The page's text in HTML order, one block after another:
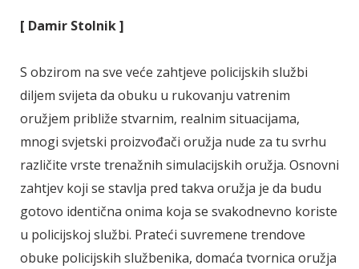
[ Damir Stolnik ]
S obzirom na sve veće zahtjeve policijskih službi
diljem svijeta da obuku u rukovanju vatrenim
oružjem približe stvarnim, realnim situacijama,
mnogi svjetski proizvođači oružja nude za tu svrhu
različite vrste trenažnih simulacijskih oružja. Osnovni
zahtjev koji se stavlja pred takva oružja je da budu
gotovo identična onima koja se svakodnevno koriste
u policijskoj službi. Prateći suvremene trendove
obuke policijskih službenika, domaća tvornica oružja